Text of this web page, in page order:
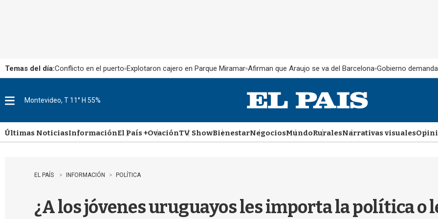
Temas del día:Conflicto en el puerto Explotaron cajero en Parque Miramar Afirman que Araujo se va del Barcelona Gobierno
u
Montevideo, T 11° H 55%
Últimas NoticiasInformaciónEl País +OvaciónTV ShowBienestarNegociosMundoRuralesNarrativas visuales
EL PAÍS INFORMACIÓN POLÍTICA
¿A los jóvenes uruguayos les importa la política o